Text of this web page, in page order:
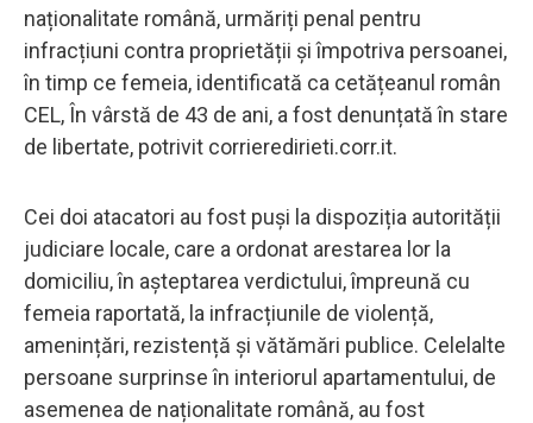
naționalitate română, urmăriți penal pentru
infracțiuni contra proprietății și împotriva persoanei,
în timp ce femeia, identificată ca cetățeanul român
CEL, În vârstă de 43 de ani, a fost denunțată în stare
de libertate, potrivit corrieredirieti.corr.it.
Cei doi atacatori au fost puși la dispoziția autorității
judiciare locale, care a ordonat arestarea lor la
domiciliu, în așteptarea verdictului, împreună cu
femeia raportată, la infracțiunile de violență,
amenințări, rezistență și vătămări publice. Celelalte
persoane surprinse în interiorul apartamentului, de
asemenea de naționalitate română, au fost